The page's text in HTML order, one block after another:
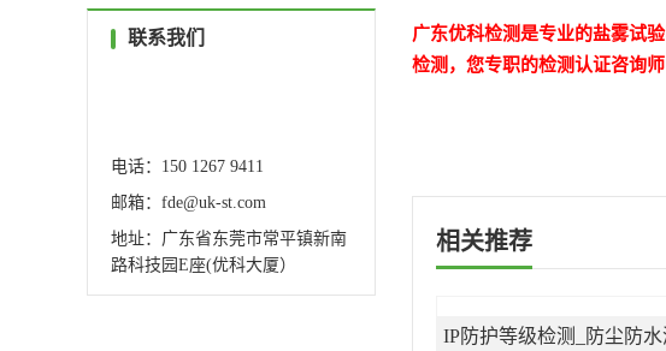
联系我们
电话：150 1267 9411
邮箱：fde@uk-st.com
地址：广东省东莞市常平镇新南
路科技园E座(优科大厦）
广东优科检测是专业的盐雾试
检测，您专职的检测认证咨询师
相关推荐
IP防护等级检测_防尘防水